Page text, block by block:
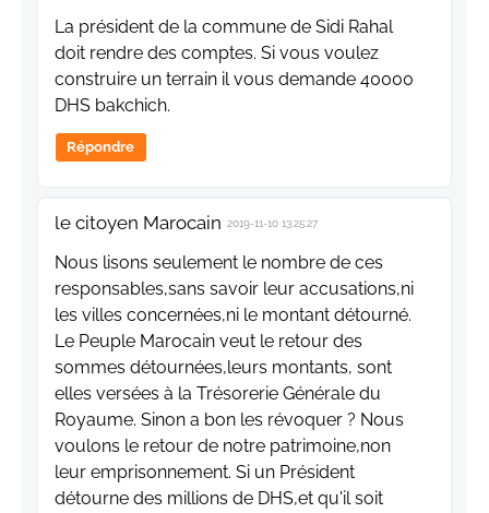
La président de la commune de Sidi Rahal
doit rendre des comptes. Si vous voulez
construire un terrain il vous demande 40000
DHS bakchich.
Répondre
le citoyen Marocain 2019-11-10 13:25:27
Nous lisons seulement le nombre de ces
responsables,sans savoir leur accusations,ni
les villes concernées,ni le montant détourné.
Le Peuple Marocain veut le retour des
sommes détournées,leurs montants, sont
elles versées à la Trésorerie Générale du
Royaume. Sinon a bon les révoquer ? Nous
voulons le retour de notre patrimoine,non
leur emprisonnement. Si un Président
détourne des millions de DHS,et qu'il soit